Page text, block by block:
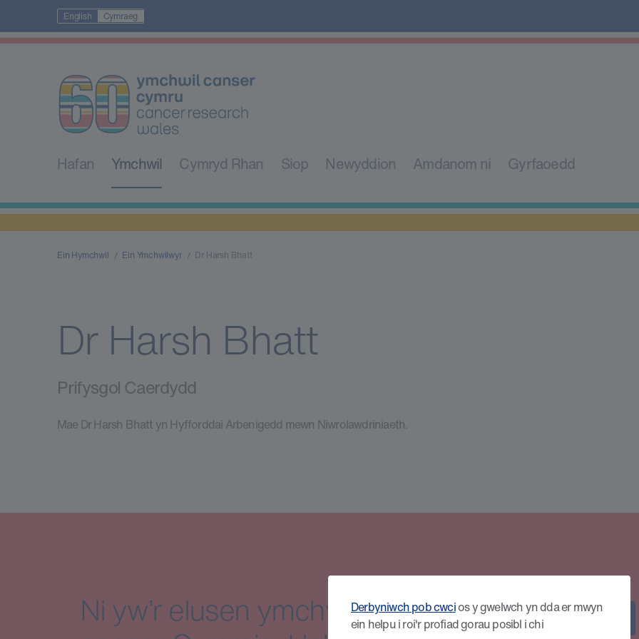
Derbyniwch pob cwcios y gwelwch yn dda er mwyn
ein helpu i roi'r profiad gorau posibl i chi
English Cymraeg
Hafan Ymchwil Cymryd Rhan Siop Newyddion Amdanom ni Gyrfaoedd
Ein Hymchwil Ein Ymchwilwyr Dr Harsh Bhatt
Dr Harsh Bhatt
Prifysgol Caerdydd
Mae Dr Harsh Bhatt yn Hyfforddai Arbenigedd mewn Niwrolawdriniaeth.
Ni yw’r elusen ymchwil